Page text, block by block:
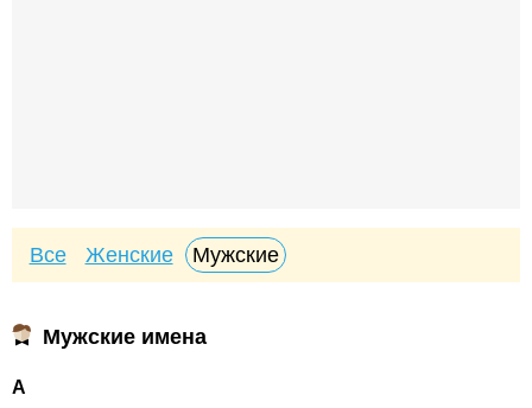
Все Женские Мужские
Мужские имена
А